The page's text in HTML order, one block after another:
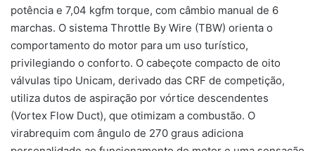
potência e 7,04 kgfm torque, com câmbio manual de 6
marchas. O sistema Throttle By Wire (TBW) orienta o
comportamento do motor para um uso turístico,
privilegiando o conforto. O cabeçote compacto de oito
válvulas tipo Unicam, derivado das CRF de competição,
utiliza dutos de aspiração por vórtice descendentes
(Vortex Flow Duct), que otimizam a combustão. O
virabrequim com ângulo de 270 graus adiciona